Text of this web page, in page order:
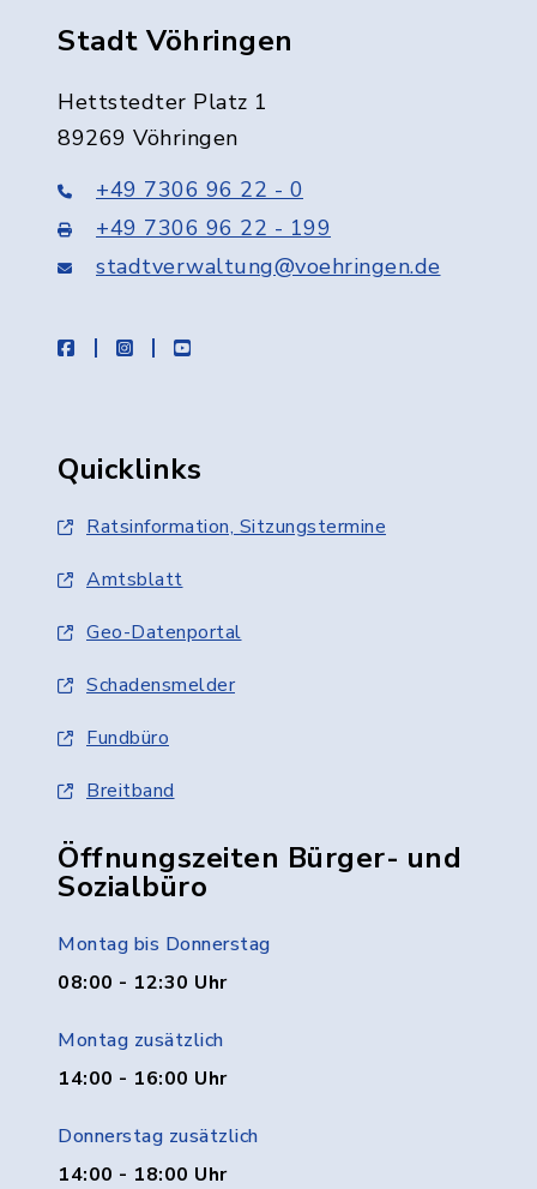
Stadt Vöhringen
Hettstedter Platz 1
89269 Vöhringen
+49 7306 96 22 - 0
+49 7306 96 22 - 199
stadtverwaltung@voehringen.de
facebookinstagramyoutube
Quicklinks
Ratsinformation, Sitzungstermine
Amtsblatt
Geo-Datenportal
Schadensmelder
Fundbüro
Breitband
Öffnungszeiten Bürger- und
Sozialbüro
Montag bis Donnerstag
08:00 - 12:30 Uhr
Montag zusätzlich
14:00 - 16:00 Uhr
Donnerstag zusätzlich
14:00 - 18:00 Uhr